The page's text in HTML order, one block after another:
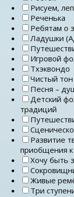
Рисуем,
Реченька
Ребятам о
Ладушки
Игровой
Тхэквондо
Чистый тон
Песня –
Детский
традиций
Развитие
приобщения
Хочу быть
Живые
Три